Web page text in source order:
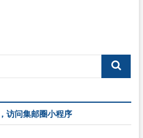
访问集邮圈小程序